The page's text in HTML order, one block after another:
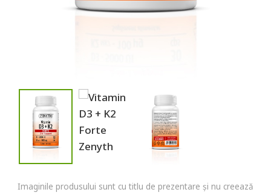
Imaginile produsului sunt cu titlu de prezentare și nu creează